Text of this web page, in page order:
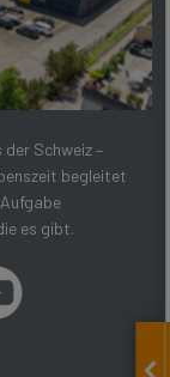
der Schweiz –
begleitet
es gibt.